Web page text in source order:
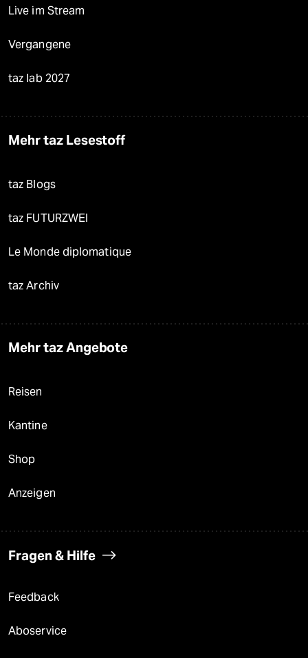
Live im Stream
Vergangene
taz lab 2027
Mehr taz Lesestoff
taz Blogs
taz FUTURZWEI
Le Monde diplomatique
taz Archiv
Mehr taz Angebote
Reisen
Kantine
Shop
Anzeigen
Fragen & Hilfe
Feedback
Aboservice